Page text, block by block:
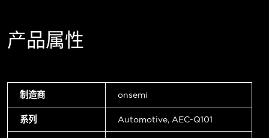
产品属性
制造商 onsemi
系列 Automotive, AEC-Q101